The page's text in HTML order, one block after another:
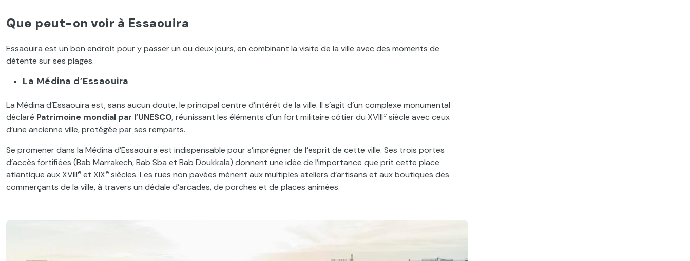
Que peut-on voir à Essaouira
Essaouira est un bon endroit pour y passer un ou deux jours, en combinant la visite de la ville avec des moments de
détente sur ses plages.
La Médina d’Essaouira
La Médina d’Essaouira est, sans aucun doute, le principal centre d’intérêt de la ville. Il s’agit d’un complexe monumental
déclaré Patrimoine mondial par l’UNESCO,réunissant les éléments d’un fort militaire côtier du XVIIIe siècle avec ceux
d’une ancienne ville, protégée par ses remparts.
Se promener dans la Médina d’Essaouira est indispensable pour s’imprégner de l’esprit de cette ville. Ses trois portes
d’accès fortifiées (Bab Marrakech, Bab Sba et Bab Doukkala) donnent une idée de l’importance que prit cette place
atlantique aux XVIIIe et XIXe siècles. Les rues non pavées mènent aux multiples ateliers d’artisans et aux boutiques des
commerçants de la ville, à travers un dédale d’arcades, de porches et de places animées.